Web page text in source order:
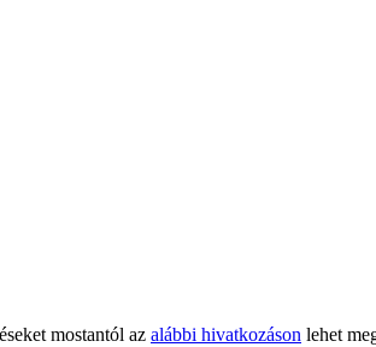
mostantól az alábbi hivatkozáson lehet